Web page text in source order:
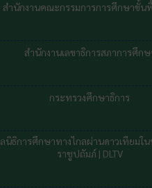
สำนักงานคณะกรรมการการศึกษาขั้น
สำนักงานเลขาธิการสภาการศึกษ
กระทรวงศึกษาธิการ
นิธิการศึกษาทางไกลผ่านดาวเทียมใ
ราชูปถัมภ์ | DLTV